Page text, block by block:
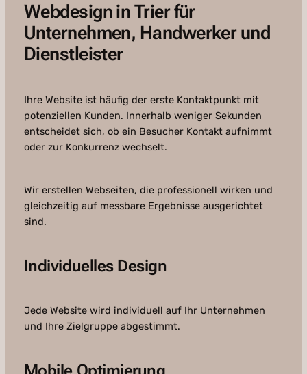
Webdesign in Trier für
Unternehmen, Handwerker und
Dienstleister
Ihre Website ist häufig der erste Kontaktpunkt mit
potenziellen Kunden. Innerhalb weniger Sekunden
entscheidet sich, ob ein Besucher Kontakt aufnimmt
oder zur Konkurrenz wechselt.
Wir erstellen Webseiten, die professionell wirken und
gleichzeitig auf messbare Ergebnisse ausgerichtet
sind.
Individuelles Design
Jede Website wird individuell auf Ihr Unternehmen
und Ihre Zielgruppe abgestimmt.